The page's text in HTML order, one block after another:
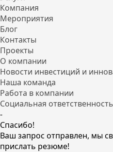
Компания
Мероприятия
Блог
Контакты
Проекты
О компании
Новости инвестиций и
Наша команда
Работа в компании
Социальная
-
Спасибо!
Ваш запрос отправлен, мы
прислать резюме!